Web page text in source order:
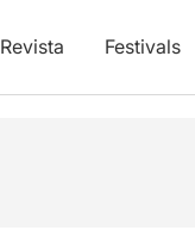
Revista Festivals